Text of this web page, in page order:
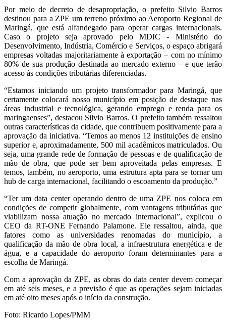
Por meio de decreto de desapropriação, o prefeito Silvio Barros
destinou para a ZPE um terreno próximo ao Aeroporto Regional de
Maringá, que está alfandegado para operar cargas internacionais.
Caso o projeto seja aprovado pelo MDIC - Ministério do
Desenvolvimento, Indústria, Comércio e Serviços, o espaço abrigará
empresas voltadas majoritariamente à exportação – com no mínimo
80% de sua produção destinada ao mercado externo – e que terão
acesso às condições tributárias diferenciadas.
“Estamos iniciando um projeto transformador para Maringá, que
certamente colocará nosso município em posição de destaque nas
áreas industrial e tecnológica, gerando emprego e renda para os
maringaenses”, destacou Silvio Barros. O prefeito também ressaltou
outras características da cidade, que contribuem positivamente para a
aprovação da iniciativa. “Temos ao menos 12 instituições de ensino
superior e, aproximadamente, 500 mil acadêmicos matriculados. Ou
seja, uma grande rede de formação de pessoas e de qualificação de
mão de obra, que pode ser bem aproveitada pelas empresas. E
temos, também, no aeroporto, uma estrutura apta para se tornar um
hub de carga internacional, facilitando o escoamento da produção.”
“Ter um data center operando dentro de uma ZPE nos coloca em
condições de competir globalmente, com vantagens tributárias que
viabilizam nossa atuação no mercado internacional”, explicou o
CEO da RT-ONE Fernando Palamone. Ele ressaltou, ainda, que
fatores como as universidades renomadas do município, a
qualificação da mão de obra local, a infraestrutura energética e de
água, e a capacidade do aeroporto foram determinantes para a
escolha de Maringá.
Com a aprovação da ZPE, as obras do data center devem começar
em até seis meses, e a previsão é que as operações sejam iniciadas
em até oito meses após o início da construção.
Foto: Ricardo Lopes/PMM